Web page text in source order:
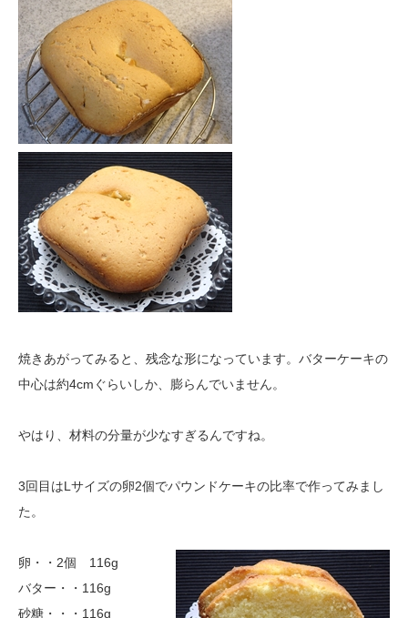
焼きあがってみると、残念な形になっています。バターケーキの
中心は約4cmぐらいしか、膨らんでいません。
やはり、材料の分量が少なすぎるんですね。
3回目はLサイズの卵2個でパウンドケーキの比率で作ってみまし
た。
卵・・2個 116g
バター・・116g
砂糖・・・116g